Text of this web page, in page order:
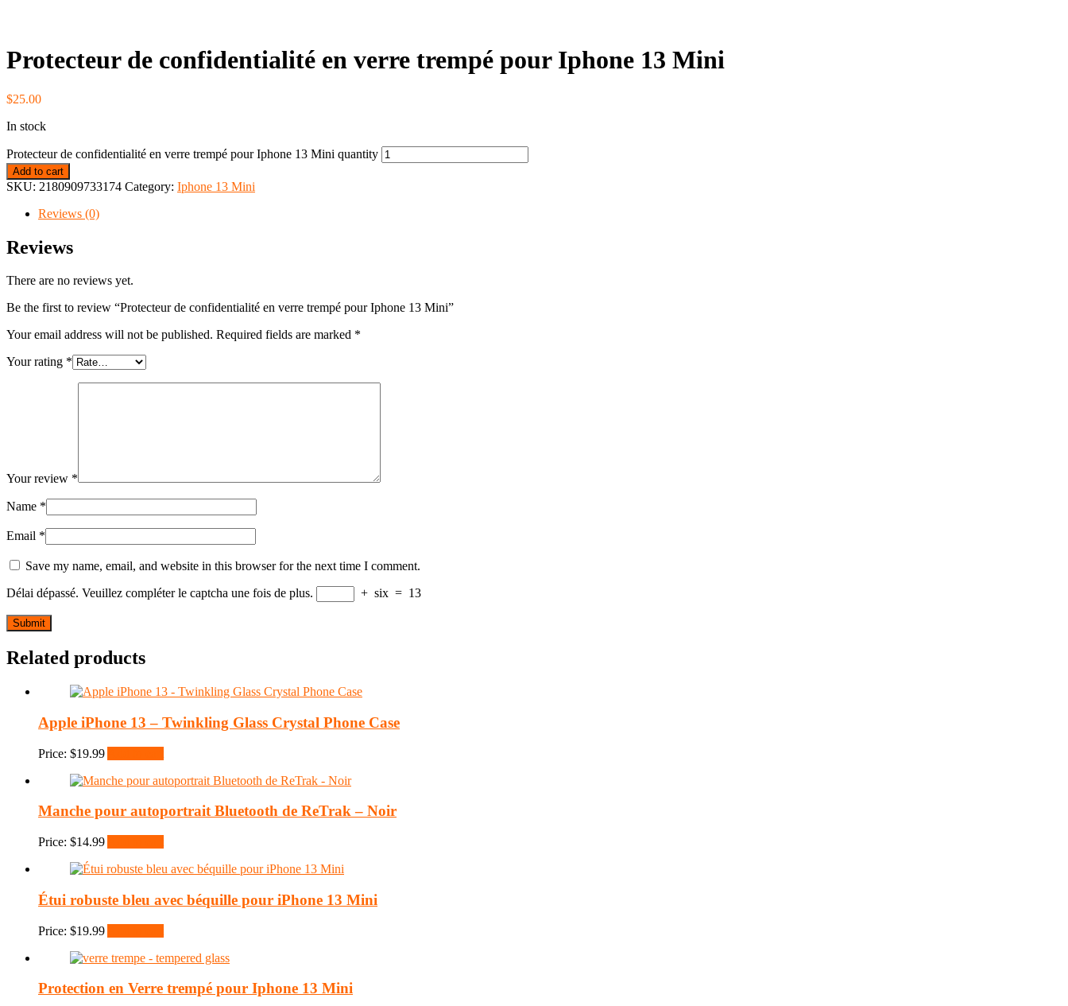
Protecteur de confidentialité en verre trempé pour Iphone 13 Mini
$25.00
In stock
Protecteur de confidentialité en verre trempé pour Iphone 13 Mini quantity
Add to cart
SKU: 2180909733174 Category: Iphone 13 Mini
Reviews (0)
Reviews
There are no reviews yet.
Be the first to review “Protecteur de confidentialité en verre trempé pour Iphone 13 Mini”
Your email address will not be published. Required fields are marked *
Your rating *
Your review *
Name *
Email *
Save my name, email, and website in this browser for the next time I comment.
Délai dépassé. Veuillez compléter le captcha une fois de plus.
+ six = 13
Related products
Apple iPhone 13 – Twinkling Glass Crystal Phone Case
Price: $19.99
Manche pour autoportrait Bluetooth de ReTrak – Noir
Price: $14.99
Étui robuste bleu avec béquille pour iPhone 13 Mini
Price: $19.99
Protection en Verre trempé pour Iphone 13 Mini